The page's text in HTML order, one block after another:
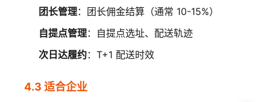
团长管理：团长佣金结算（通常 10-15%）
自提点管理：自提点选址、配送轨迹
次日达履约：T+1 配送时效
4.3 适合企业